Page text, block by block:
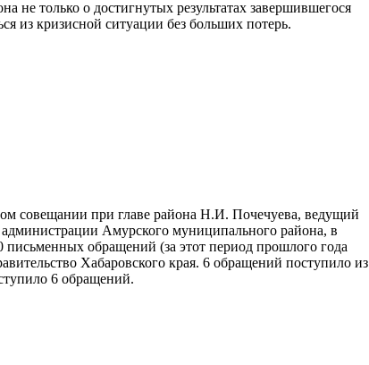
не только о достигнутых результатах завершившегося
из кризисной ситуации без больших потерь.
совещании при главе района Н.И. Почечуева, ведущий
Амурского муниципального района, в
письменных обращений (за этот период прошлого года
Хабаровского края. 6 обращений поступило из
6 обращений.